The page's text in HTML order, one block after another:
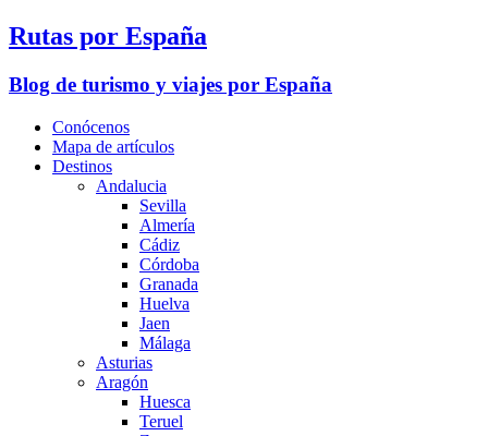
Rutas por España
Blog de turismo y viajes por España
Conócenos
Mapa de artículos
Destinos
Andalucia
Sevilla
Almería
Cádiz
Córdoba
Granada
Huelva
Jaen
Málaga
Asturias
Aragón
Huesca
Teruel